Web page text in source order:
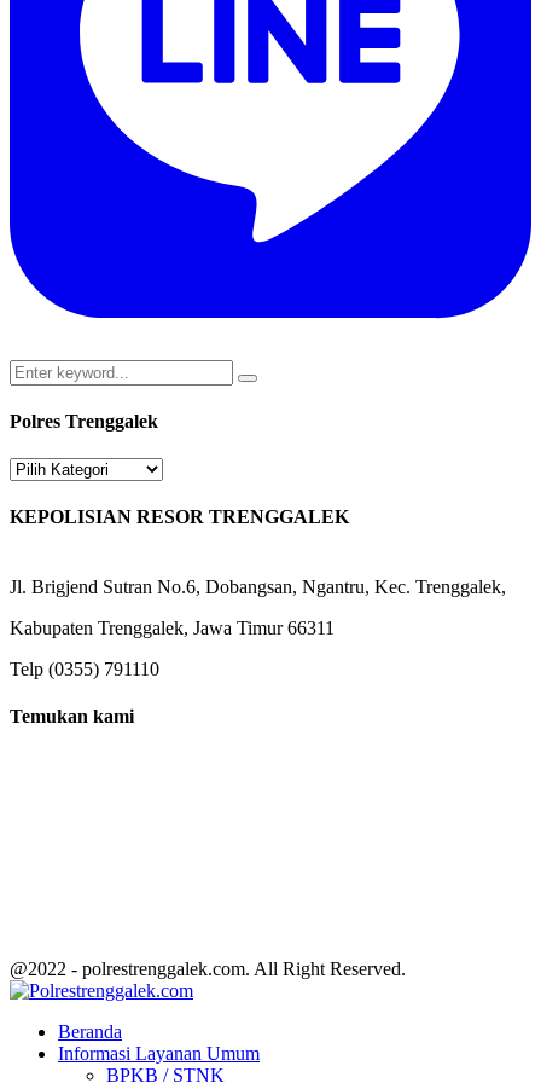
Search
for:
Search
Polres Trenggalek
Polres
KEPOLISIAN RESOR TRENGGALEK
Jl. Brigjend Sutran No.6, Dobangsan, Ngantru, Kec. Trenggalek,
Kabupaten Trenggalek, Jawa Timur 66311
Telp (0355) 791110
Temukan kami
@2022 - polrestrenggalek.com. All Right Reserved.
Beranda
Informasi Layanan Umum
BPKB / STNK